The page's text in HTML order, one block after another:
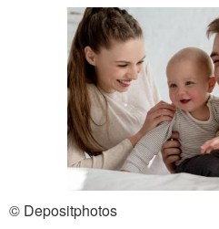
© Depositphotos